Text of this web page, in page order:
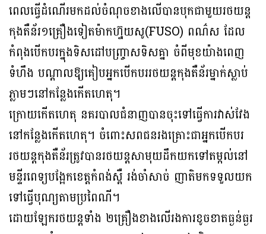
ពេលធ្វើដំណើរមកដល់ចំណុចខាងលើបានបុកជាមួយរថយន្ត
កុងតឺន័រ១គ្រឿងទៀតម៉ាកហ្វ៊ុយសូ(FUSO) ពណ៌ស ដែល
កំពុងបើកបរក្នុងទិសដៅបញ្ច្រាសទិសគ្នា ចំពីមុខយ៉ាងពេញ
ទំហឹង បណ្ដាលឱ្យគៀបអ្នកបើកបររថយន្តកុងតឺន័រម្នាក់ស្លាប់
ភ្លាមៗនៅកន្លែងកើតហេតុ។
ក្រោយកើតហេតុ នគរបាលជំនាញបានចុះទៅធ្វើការវាស់វែង
នៅកន្លែងកើតហេតុ។ ចំពោះសពជនរងគ្រោះជាអ្នកបើកបរ
រថយន្តកុងតឺន័រត្រូវបានរថយន្តសាមុយដឹកយកទៅតម្កល់នៅ
មន្ទីរពេទ្យបង្អែកខេត្តកំពង់ស្ពឺ រង់ចាំសាច់ ញាតិមកទទួលយក
ទៅធ្វើបុណ្យតាមប្រពៃណី។
ដោយឡែករថយន្តទាំង ២គ្រឿងខាងលើរងការខូចខាតធ្ងន់ធ្ងរ